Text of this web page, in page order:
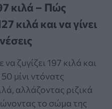
κιλά – Πώς
κιλά και να γίνει
ζυγίζει 197 κιλά και
μίνι ντόνατς
αλλάζοντας ριζικά
το σώμα της